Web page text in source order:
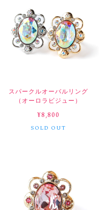
スパークルオーバルリング
（オーロラビジュー）
¥8,800
SOLD OUT